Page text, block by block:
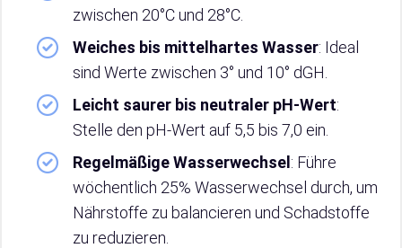
zwischen 20°C und 28°C.
Weiches bis mittelhartes Wasser: Ideal
sind Werte zwischen 3° und 10° dGH.
Leicht saurer bis neutraler pH-Wert:
Stelle den pH-Wert auf 5,5 bis 7,0 ein.
Regelmäßige Wasserwechsel : Führe
wöchentlich 25% Wasserwechsel durch, um
Nährstoffe zu balancieren und Schadstoffe
zu reduzieren.